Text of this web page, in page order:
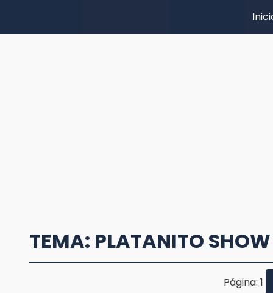
TEMA: PLATANITO SHOW
Página: 1